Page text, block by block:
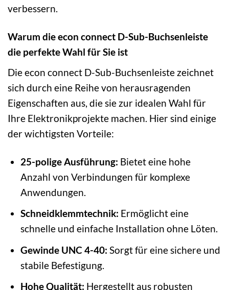
verbessern.
Warum die econ connect D-Sub-Buchsenleiste
die perfekte Wahl für Sie ist
Die econ connect D-Sub-Buchsenleiste zeichnet
sich durch eine Reihe von herausragenden
Eigenschaften aus, die sie zur idealen Wahl für
Ihre Elektronikprojekte machen. Hier sind einige
der wichtigsten Vorteile:
25-polige Ausführung: Bietet eine hohe
Anzahl von Verbindungen für komplexe
Anwendungen.
Schneidklemmtechnik: Ermöglicht eine
schnelle und einfache Installation ohne Löten.
Gewinde UNC 4-40: Sorgt für eine sichere und
stabile Befestigung.
Hohe Qualität: Hergestellt aus robusten